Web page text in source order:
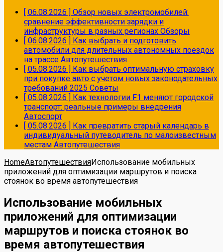
[ 06.08.2026 ] Обзор новых электромобилей:
сравнение эффективности зарядки и
инфраструктуры в разных регионах Обзоры
[ 06.08.2026 ] Как выбрать и подготовить
автомобили для длительных автономных поездок
на трассе Автопутешествия
[ 05.08.2026 ] Как выбрать оптимальную страховку
при покупке авто с учетом новых законодательных
требований 2025 Советы
[ 05.08.2026 ] Как технологии F1 меняют городской
транспорт: реальные примеры внедрения
Автоспорт
[ 05.08.2026 ] Как превратить старый календарь в
индивидуальный путеводитель по малоизвестным
местам Автопутешествия
HomeАвтопутешествияИспользование мобильных
приложений для оптимизации маршрутов и поиска
стоянок во время автопутешествия
Использование мобильных
приложений для оптимизации
маршрутов и поиска стоянок во
время автопутешествия